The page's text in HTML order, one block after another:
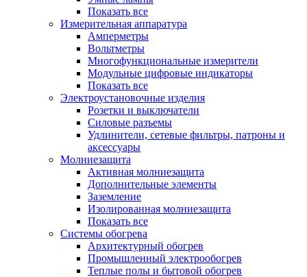
Показать все
Измерительная аппаратура
Амперметры
Вольтметры
Многофункциональные измерители
Модульные цифровые индикаторы
Показать все
Электроустановочные изделия
Розетки и выключатели
Силовые разъемы
Удлинители, сетевые фильтры, патроны и
аксессуары
Молниезащита
Активная молниезащита
Дополнительные элементы
Заземление
Изолированная молниезащита
Показать все
Системы обогрева
Архитектурный обогрев
Промышленный электрообогрев
Теплые полы и бытовой обогрев